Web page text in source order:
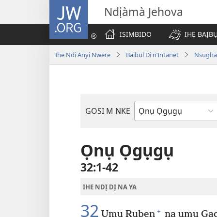
JW.ORG Ndịàmà Jehova
ISIMBIDO
IHE
Ihe Ndị Anyị Nwere Baịbụl Dị n’Ịntanet
GOSI M NKE
Akwụkwọ
Ọnụ Ọgụgụ
32:1-42
IHE NDỊ DỊ NA YA
32 Ụmụ Ruben + na ụmụ